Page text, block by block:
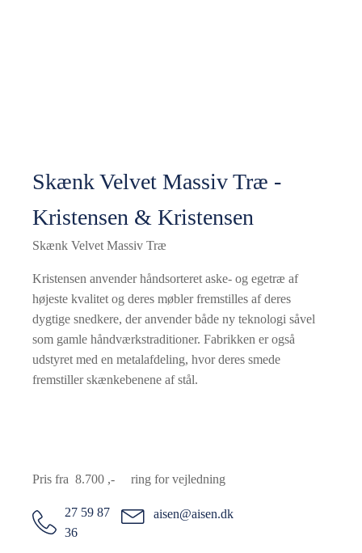
Skænk Velvet Massiv Træ -
Kristensen & Kristensen
Skænk Velvet Massiv Træ
Kristensen anvender håndsorteret aske- og egetræ af
højeste kvalitet og deres møbler fremstilles af deres
dygtige snedkere, der anvender både ny teknologi såvel
som gamle håndværkstraditioner. Fabrikken er også
udstyret med en metalafdeling, hvor deres smede
fremstiller skænkebenene af stål.
Pris fra 8.700 ,- ring for vejledning
27 59 87
36
aisen@aisen.dk